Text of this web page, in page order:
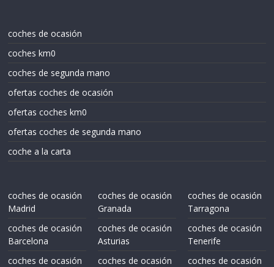
coches de ocasión
coches km0
coches de segunda mano
ofertas coches de ocasión
ofertas coches km0
ofertas coches de segunda mano
coche a la carta
coches de ocasión
Madrid
coches de ocasión
Barcelona
coches de ocasión
coches de ocasión
Granada
coches de ocasión
Asturias
coches de ocasión
coches de ocasión
Tarragona
coches de ocasión
Tenerife
coches de ocasión